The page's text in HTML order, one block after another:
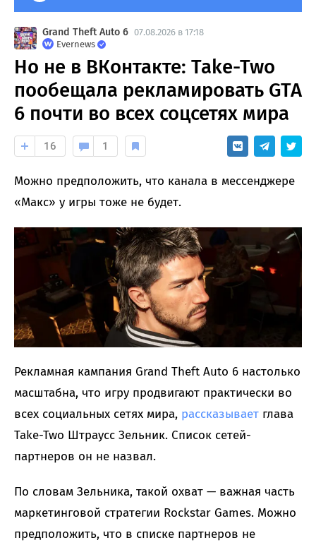
Grand Theft Auto 6 07.08.2026 в 17:18
Evernews
Но не в ВКонтакте: Take-Two
пообещала рекламировать GTA
6 почти во всех соцсетях мира
16 1
Можно предположить, что канала в мессенджере
«Макс» у игры тоже не будет.
Рекламная кампания Grand Theft Auto 6 настолько
масштабна, что игру продвигают практически во
всех социальных сетях мира, рассказывает глава
Take-Two Штраусс Зельник. Список сетей-
партнеров он не назвал.
По словам Зельника, такой охват — важная часть
маркетинговой стратегии Rockstar Games. Можно
предположить, что в списке партнеров не